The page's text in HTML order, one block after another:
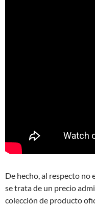
De hecho, al respecto
se trata de un precio
colección de producto